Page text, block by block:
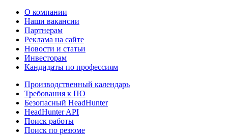
О компании
Наши вакансии
Партнерам
Реклама на сайте
Новости и статьи
Инвесторам
Кандидаты по профессиям
Производственный календарь
Требования к ПО
Безопасный HeadHunter
HeadHunter API
Поиск работы
Поиск по резюме